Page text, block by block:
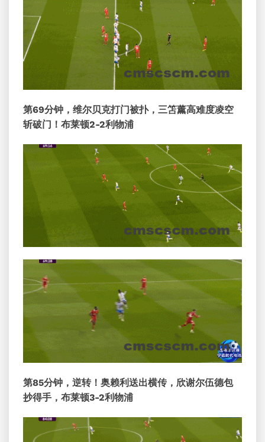
第69分钟，维尔贝克打门被扑，三笘薰高难度凌空
斩破门！布莱顿2-2利物浦
第85分钟，逆转！奥赖利送出横传，欣谢尔伍德包
抄得手，布莱顿3-2利物浦